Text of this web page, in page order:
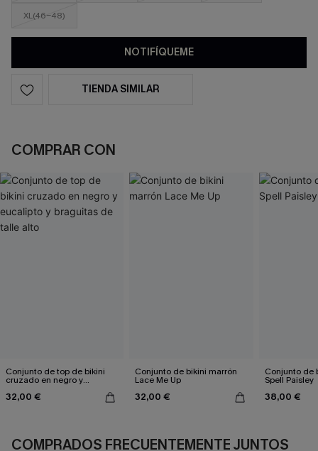
XL(46-48)
NOTIFÍQUEME
TIENDA SIMILAR
COMPRAR CON
Conjunto de top de bikini
cruzado en negro y
eucalipto y braguitas de
talle alto
32,00 €
Conjunto de bikini marrón
Lace Me Up
32,00 €
Conjunto de
Spell Paisley
38,00 €
COMPRADOS FRECUENTEMENTE JUNTOS